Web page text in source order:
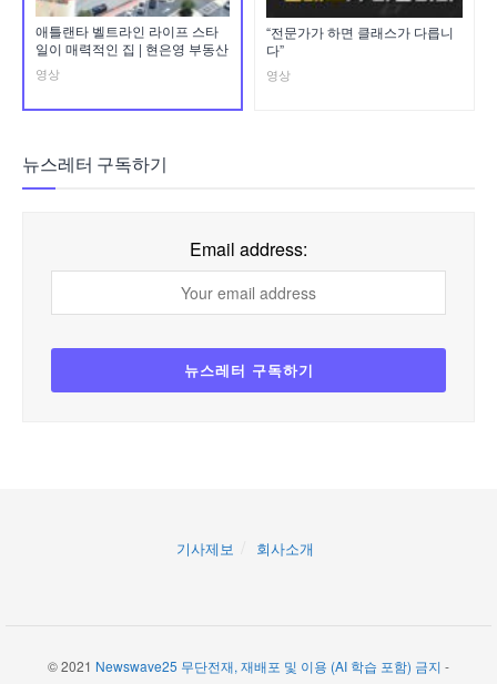
애틀랜타 벨트라인 라이프 스타
일이 매력적인 집 | 현은영 부동산
영상
“전문가가 하면 클래스가 다릅니
다”
영상
뉴스레터 구독하기
Email address:
기사제보 회사소개
© 2021 Newswave25 무단전재, 재배포 및 이용 (AI 학습 포함) 금지 -